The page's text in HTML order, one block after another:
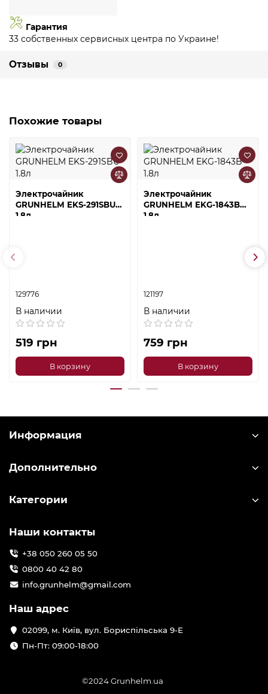
Гарантия
33 собственных сервисных центра по Украине!
Отзывы 0
Похожие товары
Электрочайник
GRUNHELM EKS-291SBU
1.8л
129776
В наличии
519 грн
В корзину
Электрочайник
GRUNHELM EKG-1843B
1.8л
121197
В наличии
759 грн
В корзину
Информация
Дополнительно
Категории
Наши контакты
+38 050 260 05 50
0800 40 42 80
info.grunhelm@gmail.com
Наш адрес
02099, м. Київ, вул. Бориспільська 9-Е
Пн-Пт: 09:00-18:00
©2024 Grunhelm.ua